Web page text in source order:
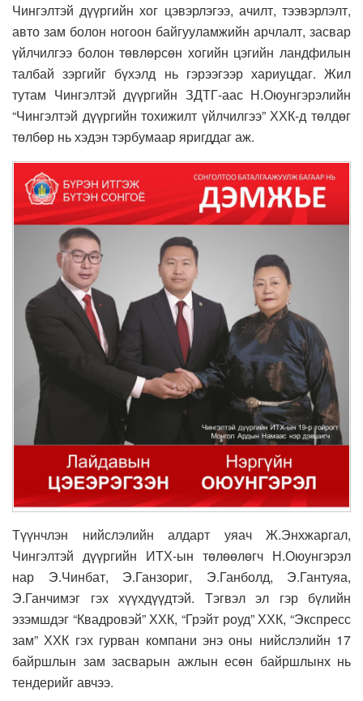
Чингэлтэй дүүргийн хог цэвэрлэгээ, ачилт, тээвэрлэлт,
авто зам болон ногоон байгууламжийн арчлалт, засвар
үйлчилгээ болон төвлөрсөн хогийн цэгийн ландфилын
талбай зэргийг бүхэлд нь гэрээгээр хариуцдаг. Жил
тутам Чингэлтэй дүүргийн ЗДТГ-аас Н.Оюунгэрэлийн
“Чингэлтэй дүүргийн тохижилт үйлчилгээ” ХХК-д төлдөг
төлбөр нь хэдэн тэрбумаар яригддаг аж.
Түүнчлэн нийслэлийн алдарт уяач Ж.Энхжаргал,
Чингэлтэй дүүргийн ИТХ-ын төлөөлөгч Н.Оюунгэрэл
нар Э.Чинбат, Э.Ганзориг, Э.Ганболд, Э.Гантуяа,
Э.Ганчимэг гэх хүүхдүүдтэй. Тэгвэл эл гэр бүлийн
эзэмшдэг “Квадровэй” ХХК, “Грэйт роуд” ХХК, “Экспресс
зам” ХХК гэх гурван компани энэ оны нийслэлийн 17
байршлын зам засварын ажлын есөн байршлынх нь
тендерийг авчээ.